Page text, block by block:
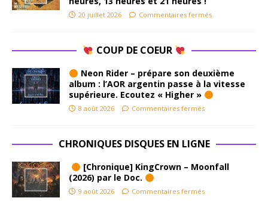
20 juillet 2026 Commentaires fermés
COUP DE COEUR
Neon Rider – prépare son deuxième
album : l’AOR argentin passe à la vitesse
supérieure. Ecoutez « Higher »
8 août 2026 Commentaires fermés
CHRONIQUES DISQUES EN LIGNE
[Chronique] KingCrown – Moonfall
(2026) par le Doc.
9 août 2026 Commentaires fermés